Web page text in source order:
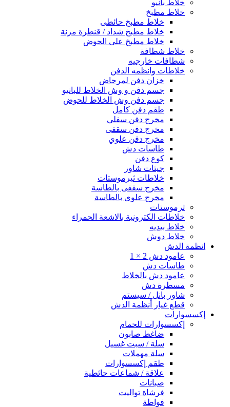
خلاط بانيو
خلاط مطبخ
خلاط مطبخ حائطى
خلاط مطبخ شداد / قنطرة مرنة
خلاط مطبخ على الحوض
خلاط شطافة
شطافات خارجيه
خلاطات وانظمه الدفن
خزان دفن لمرحاض
جسم دفن و وش الخلاط للبانيو
جسم دفن وش الخلاط للحوض
طقم دفن كامل
مخرج دفن سفلي
مخرج دفن سقفى
مخرج دفن علوي
طاسات دش
كوع دفن
جيتات شاور
خلاطات ثيرموستات
مخرج سقفى بالطاسة
مخرج علوى بالطاسة
ثرموستات
خلاطات الكترونية بالاشعة الحمراء
خلاط بيديه
خلاط دوش
انظمة الدش
عامود دش 2 × 1
طاسات دش
عامود دش بالخلاط
مسطرة دش
شاور بانل / سيستم
قطع غيار أنظمة الدش
إكسسوارات
إكسسوارات للحمام
ضاغط صابون
سلة / سبت غسيل
سلة مهملات
طقم إكسسوارات
علاقة / شماعات حائطية
صبانات
فرشاة تواليت
فواطة